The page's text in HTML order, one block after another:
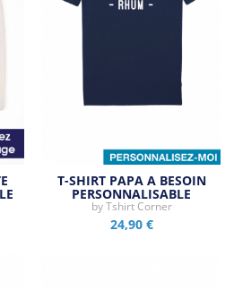
T-SHIRT PAPA A BESOIN
PERSONNALISABLE
byTshirt Corner
24,90 €